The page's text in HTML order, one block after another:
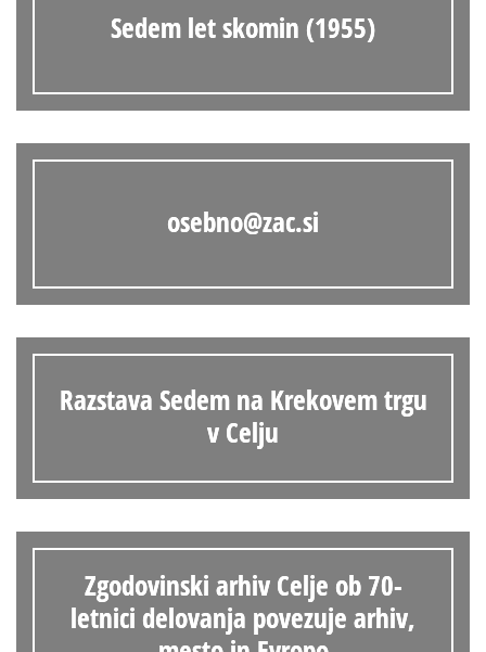
Sedem let skomin (1955)
osebno@zac.si
Razstava Sedem na Krekovem trgu
v Celju
Zgodovinski arhiv Celje ob 70-
letnici delovanja povezuje arhiv,